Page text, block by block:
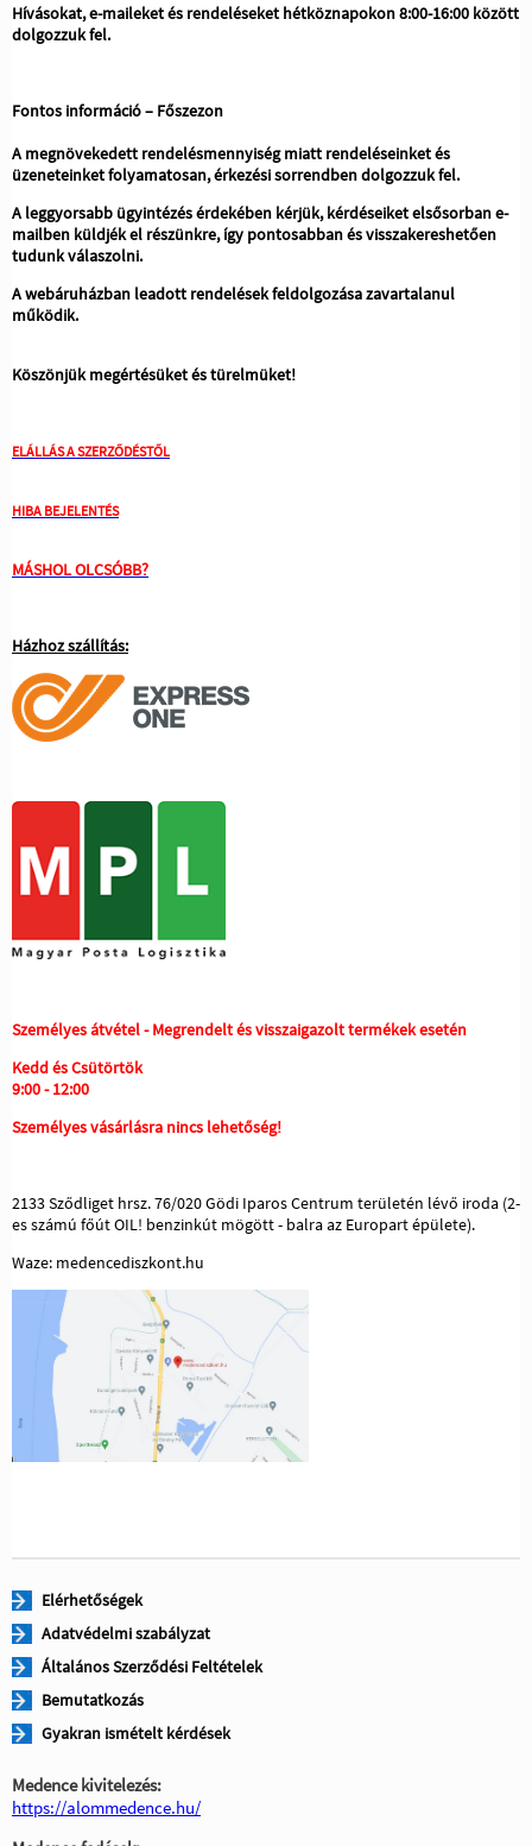
Hívásokat, e-maileket és rendeléseket hétköznapokon 8:00-16:00 között
dolgozzuk fel.
Fontos információ – Főszezon
A megnövekedett rendelésmennyiség miatt rendeléseinket és
üzeneteinket folyamatosan, érkezési sorrendben dolgozzuk fel.
A leggyorsabb ügyintézés érdekében kérjük, kérdéseiket elsősorban e-
mailben küldjék el részünkre, így pontosabban és visszakereshetően
tudunk válaszolni.
A webáruházban leadott rendelések feldolgozása zavartalanul
működik.
Köszönjük megértésüket és türelmüket!
ELÁLLÁS A SZERZŐDÉSTŐL
HIBA BEJELENTÉS
MÁSHOL OLCSÓBB?
Házhoz szállítás:
Személyes átvétel - Megrendelt és visszaigazolt termékek esetén
Kedd és Csütörtök
9:00 - 12:00
Személyes vásárlásra nincs lehetőség!
2133 Sződliget hrsz. 76/020 Gödi Iparos Centrum területén lévő iroda (2-
es számú főút OIL! benzinkút mögött - balra az Europart épülete).
Waze: medencediszkont.hu
Elérhetőségek
Adatvédelmi szabályzat
Általános Szerződési Feltételek
Bemutatkozás
Gyakran ismételt kérdések
Medence kivitelezés:
https://alommedence.hu/